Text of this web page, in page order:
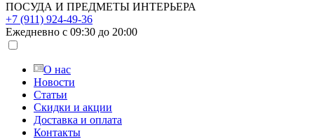
ПОСУДА И ПРЕДМЕТЫ ИНТЕРЬЕРА
+7 (911) 924-49-36
Ежедневно с 09:30 до 20:00
О нас
Новости
Статьи
Скидки и акции
Доставка и оплата
Контакты